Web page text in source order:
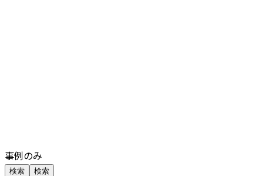
事例のみ
検索 検索